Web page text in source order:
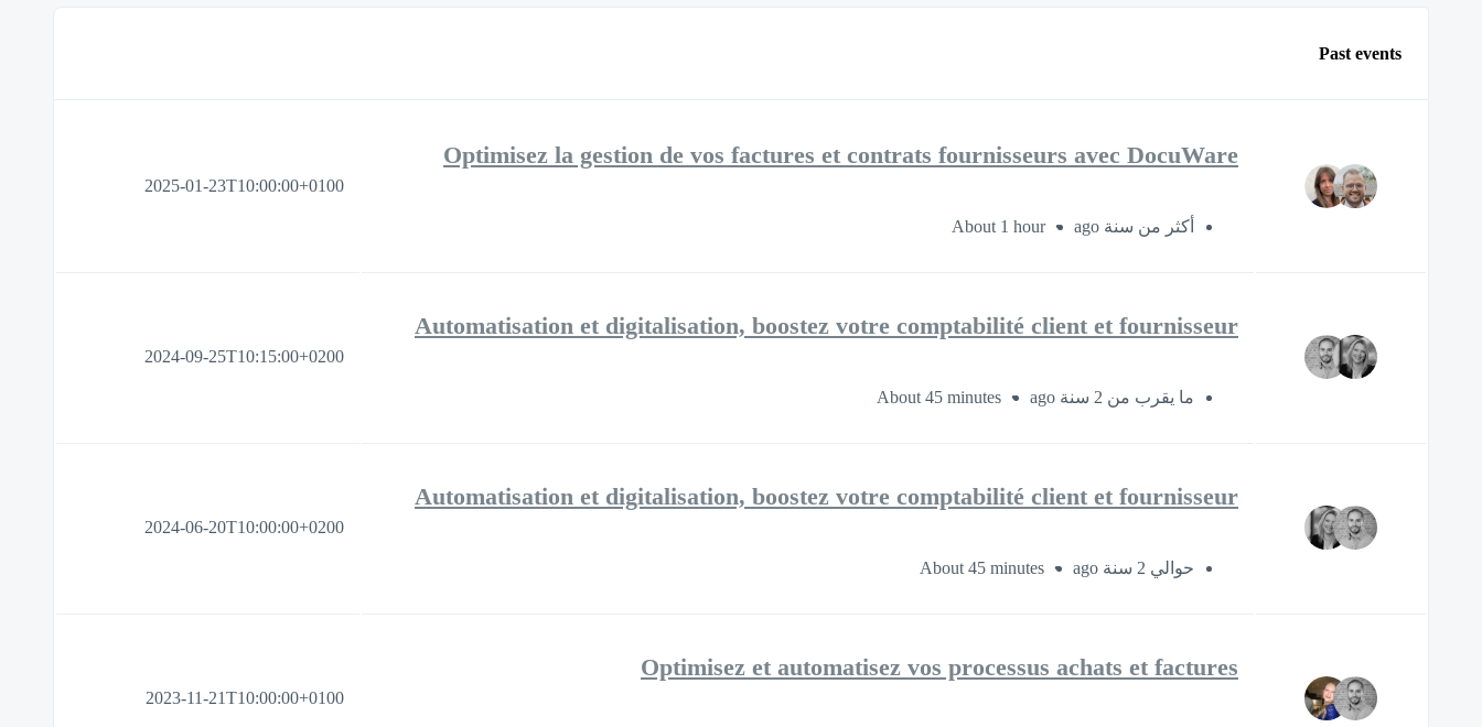
Past events
Optimisez la gestion de vos factures et contrats fournisseurs avec DocuWare
أكثر من سنة ago About 1 hour
2025-01-23T10:00:00+0100
Automatisation et digitalisation, boostez votre comptabilité client et fournisseur
ما يقرب من 2 سنة ago About 45 minutes
2024-09-25T10:15:00+0200
Automatisation et digitalisation, boostez votre comptabilité client et fournisseur
حوالي 2 سنة ago About 45 minutes
2024-06-20T10:00:00+0200
Optimisez et automatisez vos processus achats et factures
2023-11-21T10:00:00+0100